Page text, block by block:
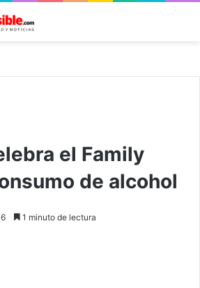
el Family
de alcohol
1 minuto de lectura